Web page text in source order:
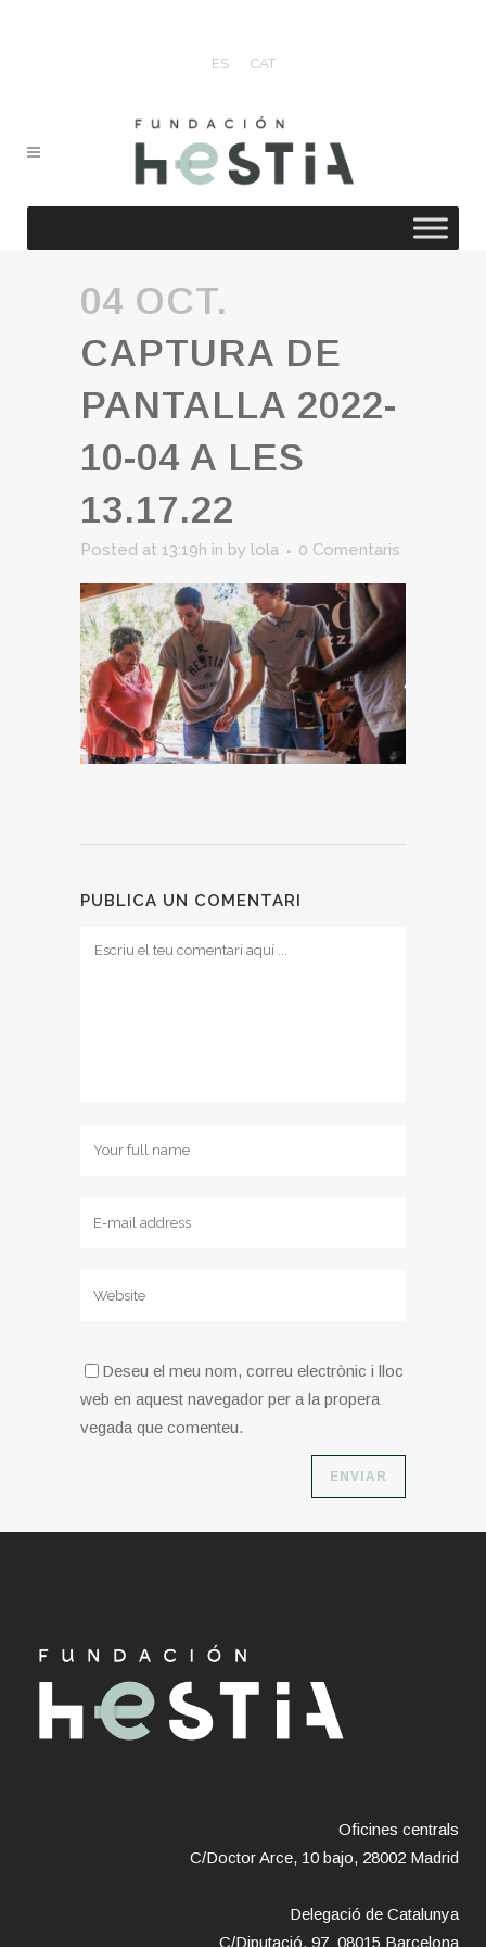
ES CAT
04 OCT.
CAPTURA DE
PANTALLA 2022-
10-04 A LES
13.17.22
Posted at 13:19h in by lola 0 Comentaris
PUBLICA UN COMENTARI
Deseu el meu nom, correu electrònic i lloc
web en aquest navegador per a la propera
vegada que comenteu.
Oficines centrals
C/Doctor Arce, 10 bajo, 28002 Madrid
Delegació de Catalunya
C/Diputació, 97 08015 Barcelona